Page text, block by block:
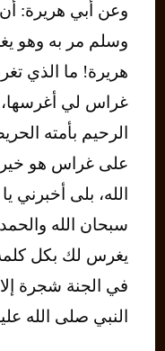
وعن أبي هريرة:
وسلم مر به وهو
هريرة! ما الذي
غراس لي
الرحيم بأمته
على غراس هو
الله، بلى أخبرني
سبحان الله والحمد
يغرس لك بكل
في الجنة شجرة
النبي صلى الله